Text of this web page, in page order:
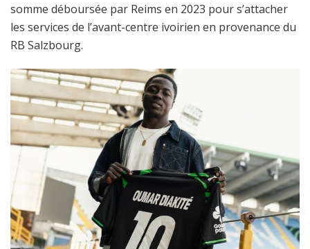
somme déboursée par Reims en 2023 pour s’attacher
les services de l’avant-centre ivoirien en provenance du
RB Salzbourg.